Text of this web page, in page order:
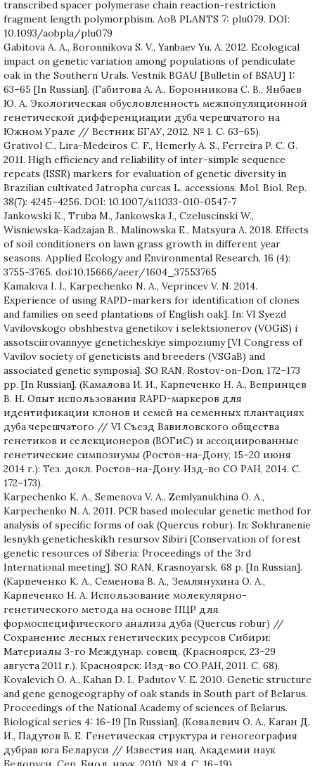
transcribed spacer polymerase chain reaction-restriction
fragment length polymorphism. AoB PLANTS 7: plu079. DOI:
10.1093/aobpla/plu079
Gabitova A. A., Boronnikova S. V., Yanbaev Yu. A. 2012. Ecological
impact on genetic variation among populations of pendiculate
oak in the Southern Urals. Vestnik BGAU [Bulletin of BSAU] 1:
63–65 [In Russian]. (Габитова А. А., Боронникова С. В., Янбаев
Ю. А. Экологическая обусловленность межпопуляционной
генетической дифференциации дуба черешчатого на
Южном Урале // Вестник БГАУ, 2012. № 1. С. 63–65).
Grativol C., Lira-Medeiros C. F., Hemerly A. S., Ferreira P. C. G.
2011. High efficiency and reliability of inter-simple sequence
repeats (ISSR) markers for evaluation of genetic diversity in
Brazilian cultivated Jatropha curcas L. accessions. Mol. Biol. Rep.
38(7): 4245–4256. DOI: 10.1007/s11033-010-0547-7
Jankowski K., Truba M., Jankowska J., Czeluscinski W.,
Wisniewska-Kadzajan B., Malinowska E., Matsyura A. 2018. Effects
of soil conditioners on lawn grass growth in different year
seasons. Applied Ecology and Environmental Research, 16 (4):
3755-3765. doi:10.15666/aeer/1604_37553765
Kamalova I. I., Karpechenko N. A., Veprincev V. N. 2014.
Experience of using RAPD-markers for identification of clones
and families on seed plantations of English oak]. In: VI Syezd
Vavilovskogo obshhestva genetikov i selektsionerov (VOGiS) i
assotsciirovannyye geneticheskiye simpoziumy [VI Congress of
Vavilov society of geneticists and breeders (VSGaB) and
associated genetic symposia]. SO RAN, Rostov-on-Don, 172–173
pp. [In Russian]. (Камалова И. И., Карпеченко Н. А., Вепринцев
В. Н. Опыт использования RAPD-маркеров для
идентификации клонов и семей на семенных плантациях
дуба черешчатого // VI Съезд Вавиловского общества
генетиков и селекционеров (ВОГиС) и ассоциированные
генетические симпозиумы (Ростов-на-Дону, 15–20 июня
2014 г.): Тез. докл. Ростов-на-Дону: Изд-во СО РАН, 2014. С.
172–173).
Karpechenko K. A., Semenova V. A., Zemlyanukhina O. A.,
Karpechenko N. A. 2011. PCR based molecular genetic method for
analysis of specific forms of oak (Quercus robur). In: Sokhranenie
lesnykh geneticheskikh resursov Sibiri [Conservation of forest
genetic resources of Siberia: Proceedings of the 3rd
International meeting]. SO RAN, Krasnoyarsk, 68 р. [In Russian].
(Карпеченко К. А., Семенова В. А., Землянухина О. А.,
Карпеченко Н. А. Использование молекулярно-
генетического метода на основе ПЦР для
формоспецифического анализа дуба (Quercus robur) //
Сохранение лесных генетических ресурсов Сибири:
Материалы 3-го Междунар. совещ. (Красноярск, 23–29
августа 2011 г.). Красноярск: Изд-во СО РАН, 2011. С. 68).
Kovalevich O. A., Kahan D. I., Padutov V. E. 2010. Genetic structure
and gene genogeography of oak stands in South part of Belarus.
Proceedings of the National Academy of sciences of Belarus.
Biological series 4: 16–19 [In Russian]. (Ковалевич О. А., Каган Д.
И., Падутов В. Е. Генетическая структура и геногеография
дубрав юга Беларуси // Известия нац. Академии наук